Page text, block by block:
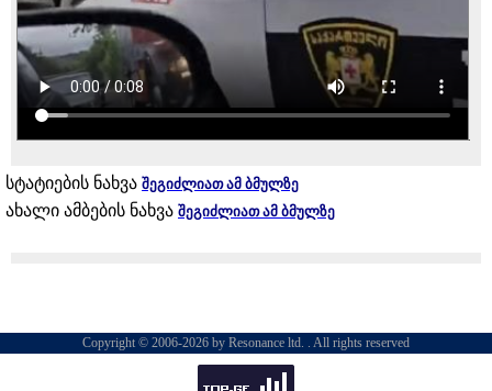
სტატიების ნახვა შეგიძლიათ ამ ბმულზე
ახალი ამბების ნახვა შეგიძლიათ ამ ბმულზე
Copyright © 2006-2026 by Resonance ltd. . All rights reserved